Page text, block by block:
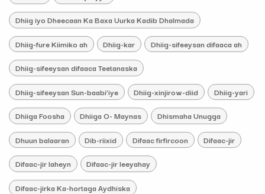
Dhiig iyo Dheecaan Ka Baxa Uurka Kadib Dhalmada
Dhiig-fure Kiimiko ah Dhiig-kar Dhiig-sifeeysan difaaca ah
Dhiig-sifeeysan difaaca Teetanaska
Dhiig-sifeeysan Sun-baabi’iye Dhiig-xinjirow-diid Dhiig-yari
Dhiiga Foosha Dhiiga O- Maynas Dhismaha Unugga
Dhuun balaaran Dib-riixid Difaac firfircoon Difaac-jir
Difaac-jir laheyn Difaac-jir leeyahay
Difaac-jirka Ka-hortaga Aydhiska